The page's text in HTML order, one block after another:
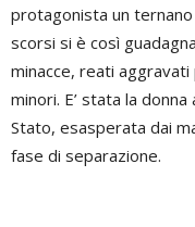
protagonista un
scorsi si è così
minacce, reati
minori. E’ stata la
Stato, esasperata dai
fase di separazione.